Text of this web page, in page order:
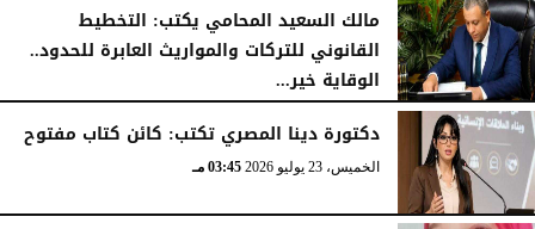
مالك السعيد المحامي يكتب: التخطيط
القانوني للتركات والمواريث العابرة للحدود..
الوقاية خير...
الخميس، 23 يوليو 2026
دكتورة دينا المصري تكتب: كائن كتاب مفتوح
الخميس، 23 يوليو 2026 03:45 مـ